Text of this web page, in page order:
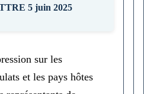
5 juin 2025
sur les
et les pays hôtes